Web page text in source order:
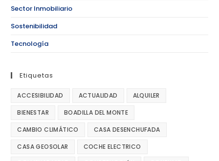
Sector Inmobiliario
Sostenibilidad
Tecnología
Etiquetas
ACCESIBILIDAD ACTUALIDAD ALQUILER
BIENESTAR BOADILLA DEL MONTE
CAMBIO CLIMÁTICO CASA DESENCHUFADA
CASA GEOSOLAR COCHE ELECTRICO